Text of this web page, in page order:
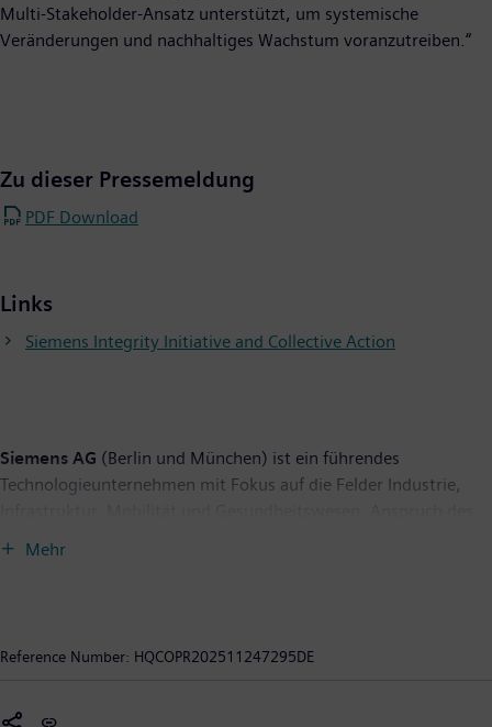
Multi-Stakeholder-Ansatz unterstützt, um systemische
Veränderungen und nachhaltiges Wachstum voranzutreiben.“
Zu dieser Pressemeldung
PDF Download
Links
Siemens Integrity Initiative and Collective Action
Siemens AG (Berlin und München) ist ein führendes
Technologieunternehmen mit Fokus auf die Felder Industrie,
nachhaltiger. Als führendes Unternehmen im Bereich
umfassendes Fachwissen, um KI - einschließlich generativer KI -
Mehr
Reference Number: HQCOPR202511247295DE